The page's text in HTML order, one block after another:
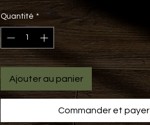
Quantité *
Ajouter au panier
Commander et payer